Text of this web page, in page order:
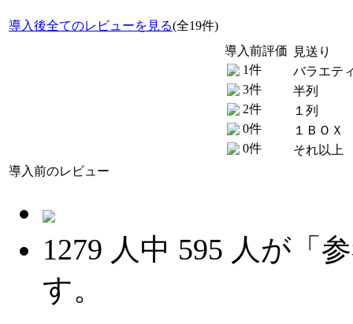
導入後全てのレビューを見る(全19件)
導入前評価
1件
3件
2件
0件
0件
見送り
バラエテ
半列
１列
１ＢＯＸ
それ以上
導入前のレビュー
1279 人中 595 人が「
す。